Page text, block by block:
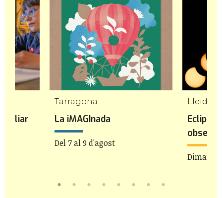
Tarragona
La iMAGInada
Del 7 al 9 d'agost
Lleida
Dimarts